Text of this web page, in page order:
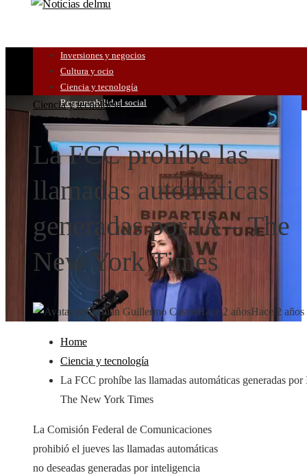
Inversiones y negocios
Cultura y ocio
Ciencia y tecnología
Responsabilidad social
Ciencia y tecnología
La FCC prohíbe las
llamadas automáticas
generadas por IA – The
New York Times
Juan Guillermo CastroHace 2 añosHace 2 años
Home
Ciencia y tecnología
La FCC prohíbe las llamadas automáticas generadas
The New York Times
La Comisión Federal de Comunicaciones
prohibió el jueves las llamadas automáticas
no deseadas generadas por inteligencia